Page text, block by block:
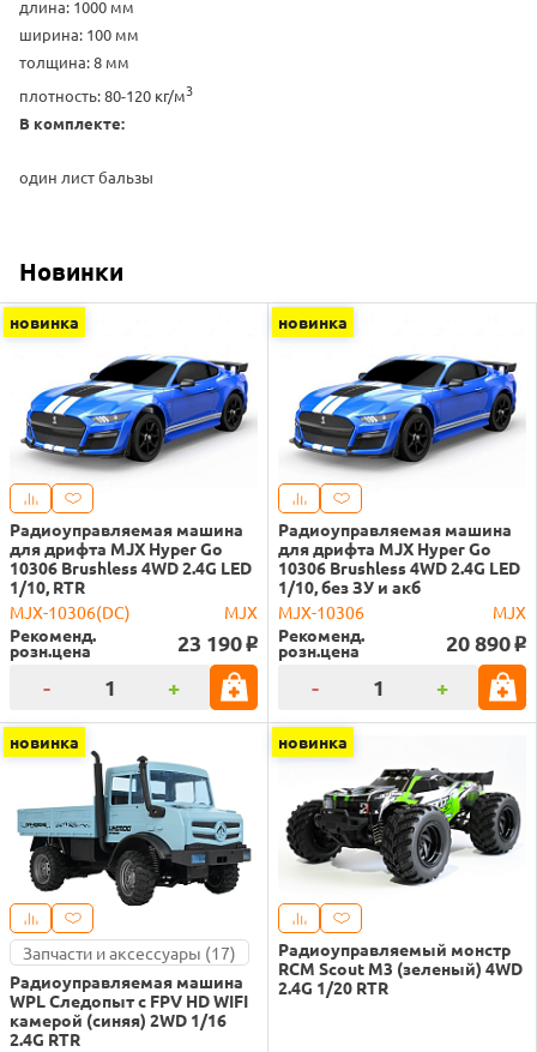
длина: 1000 мм
ширина: 100 мм
толщина: 8 мм
плотность: 80-120 кг/м3
В комплекте:
один лист бальзы
Новинки
новинка
Радиоуправляемая машина
для дрифта MJX Hyper Go
10306 Brushless 4WD 2.4G LED
1/10, RTR
MJX-10306(DC)
MJX
Рекоменд.
розн.цена 23 190 o
- +
новинка
Радиоуправляемая машина
для дрифта MJX Hyper Go
10306 Brushless 4WD 2.4G LED
1/10, без ЗУ и акб
MJX-10306
MJX
Рекоменд.
розн.цена 20 890 o
- +
новинка
Запчасти и аксессуары (17)
Радиоуправляемая машина
WPL Следопыт с FPV HD WIFI
камерой (синяя) 2WD 1/16
2.4G RTR
новинка
Радиоуправляемый монстр
RCM Scout M3 (зеленый) 4WD
2.4G 1/20 RTR